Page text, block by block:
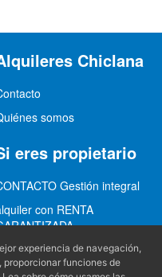
Chiclana
somos
eres propietario
Gestión integral
con RENTA
INTEGRAL
experiencia de navegación,
proporcionar funciones de